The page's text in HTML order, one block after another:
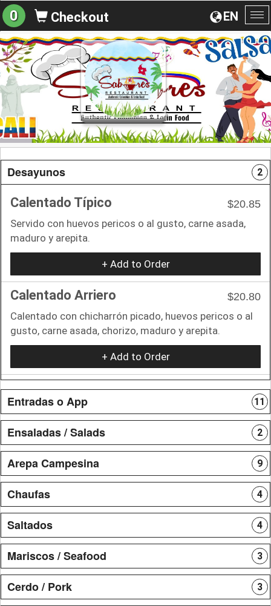
EN
0 Checkout
Desayunos 2
Calentado Típico
$20.85
Servido con huevos pericos o al gusto, carne asada,
maduro y arepita.
+ Add to Order
Calentado Arriero
$20.80
Calentado con chicharrón picado, huevos pericos o al
gusto, carne asada, chorizo, maduro y arepita.
+ Add to Order
Entradas o App 11
Ensaladas / Salads 2
Arepa Campesina 9
Chaufas 4
Saltados 4
Mariscos / Seafood 3
Cerdo / Pork 3